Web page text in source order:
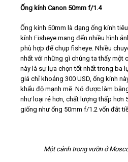
Ống kính Canon 50mm f/1.4
Ống kính 50mm là dạng ống kính
kính Fisheye mang đến nhiều hình
phù hợp để chụp fisheye. Nhiều
nhất với những gì chúng ta thấy một
này là sự lựa chọn tốt nhất trong ba
giá chỉ khoảng 300 USD, ống kính
khẩu độ mạnh mẽ. Nó được làm
như loại rẻ hơn, chất lượng thấp hơn
giống như ống 50mm f/1.2 vốn đắt
Một cảnh trong vườn ở